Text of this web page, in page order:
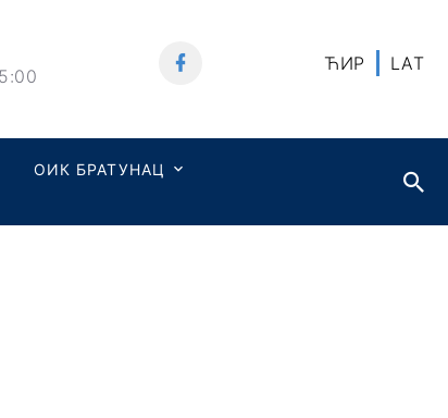
ЋИР LAT
ОИК БРАТУНАЦ